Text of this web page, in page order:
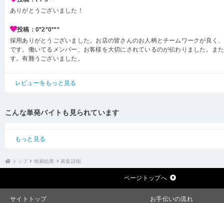
ありがとうございました！
投稿：0*2*0***
採用ありがとうございました。お店の皆さんのお人柄とチームワークが良く
です。働いてるメンバー、お客様を大切にされているのが伝わりました。ま
す。有難うございました。
レビューをもっと見る
こんな単発バイトも見られています
もっと見る
トップ 検索結果 募集詳細
ページトップへ
サイトトップ
お手伝いの流れ